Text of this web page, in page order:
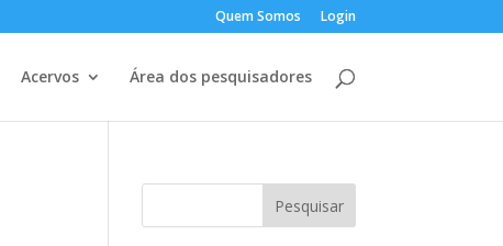
Quem Somos Login
Acervos Área dos pesquisadores